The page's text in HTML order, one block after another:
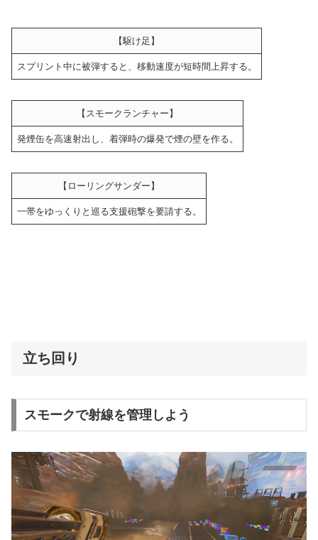
【駆け足】
スプリント中に被弾すると、移動速度が短時間上昇する。
【スモークランチャー】
発煙缶を高速射出し、着弾時の爆発で煙の壁を作る。
【ローリングサンダー】
一帯をゆっくりと巡る支援砲撃を要請する。
立ち回り
スモークで射線を管理しよう